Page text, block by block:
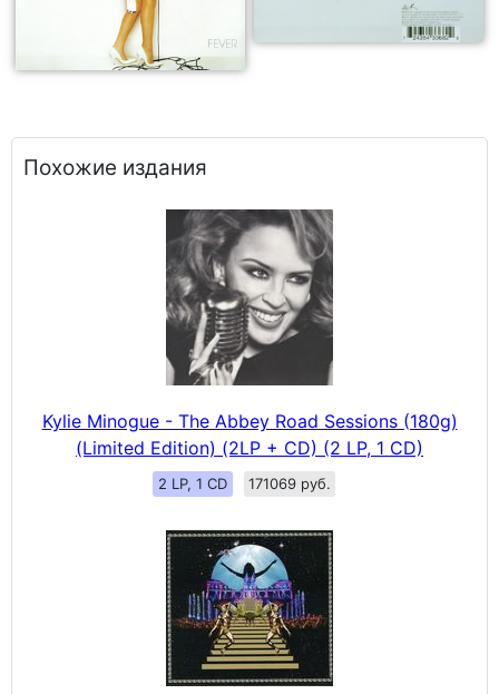
Похожие издания
Kylie Minogue - The Abbey Road Sessions (180g)
(Limited Edition) (2LP + CD) (2 LP, 1 CD)
2 LP, 1 CD 171069 руб.